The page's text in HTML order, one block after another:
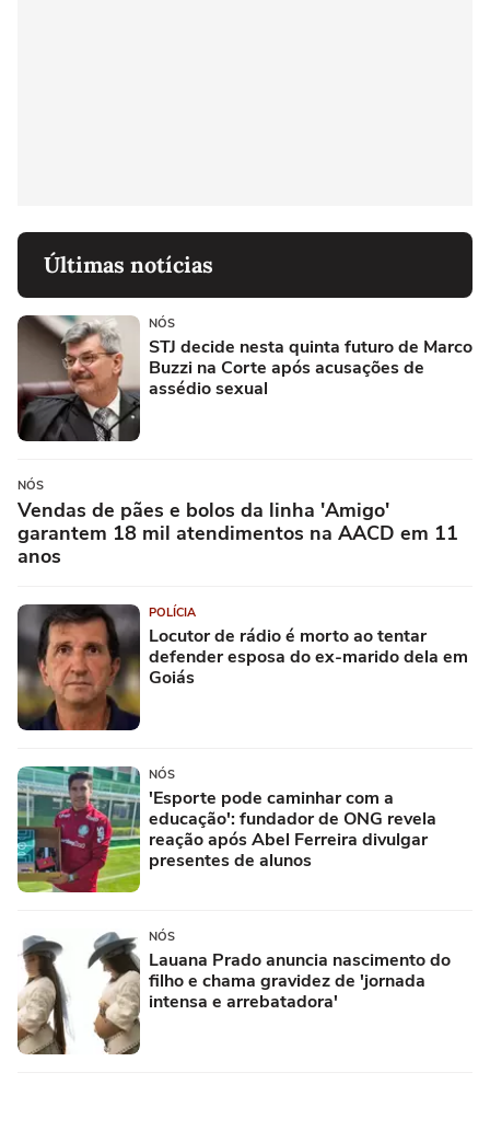
Últimas notícias
NÓS
STJ decide nesta quinta futuro de Marco
Buzzi na Corte após acusações de
assédio sexual
NÓS
Vendas de pães e bolos da linha 'Amigo'
garantem 18 mil atendimentos na AACD em 11
anos
POLÍCIA
Locutor de rádio é morto ao tentar
defender esposa do ex-marido dela em
Goiás
NÓS
'Esporte pode caminhar com a
educação': fundador de ONG revela
reação após Abel Ferreira divulgar
presentes de alunos
NÓS
Lauana Prado anuncia nascimento do
filho e chama gravidez de 'jornada
intensa e arrebatadora'